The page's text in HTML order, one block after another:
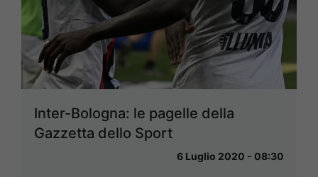
Inter-Bologna: le pagelle della
Gazzetta dello Sport
6 Luglio 2020 - 08:30